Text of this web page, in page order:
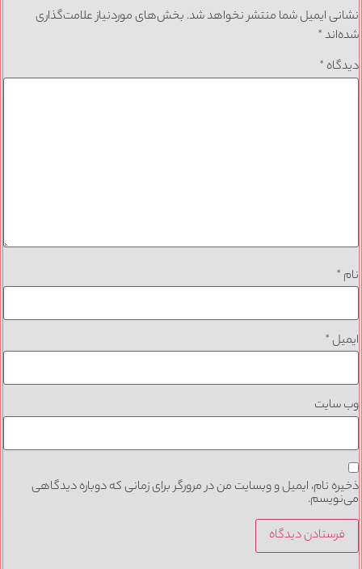
نشانی ایمیل شما منتشر نخواهد شد. بخش‌های موردنیاز علامت‌گذاری
شده‌اند*
دیدگاه *
نام *
ایمیل*
وب‌ سایت
ذخیره نام، ایمیل و وبسایت من در مرورگر برای زمانی که دوباره دیدگاهی
می‌نویسم.